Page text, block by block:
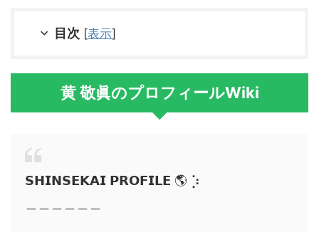
目次 [表示]
黄 敬眞のプロフィールWiki
𝗦𝗛𝗜𝗡𝗦𝗘𝗞𝗔𝗜 𝗣𝗥𝗢𝗙𝗜𝗟𝗘 🌎 ⡱